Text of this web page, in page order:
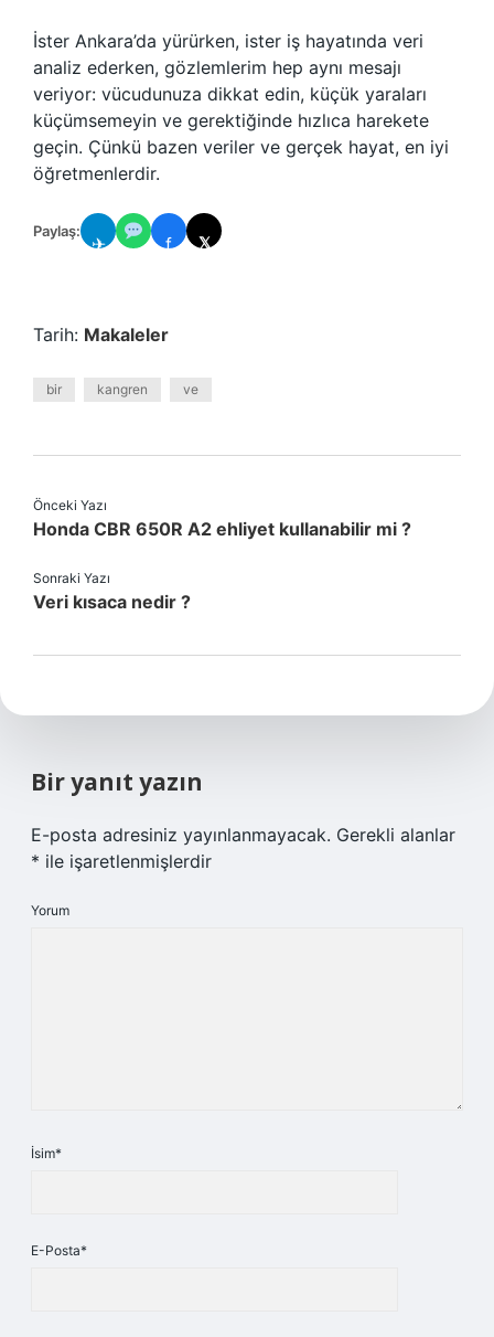
İster Ankara’da yürürken, ister iş hayatında veri
analiz ederken, gözlemlerim hep aynı mesajı
veriyor: vücudunuza dikkat edin, küçük yaraları
küçümsemeyin ve gerektiğinde hızlıca harekete
geçin. Çünkü bazen veriler ve gerçek hayat, en iyi
öğretmenlerdir.
Paylaş:
✈ f 𝕏
Tarih: Makaleler
bir kangren ve
Önceki Yazı
Honda CBR 650R A2 ehliyet kullanabilir mi ?
Sonraki Yazı
Veri kısaca nedir ?
Bir yanıt yazın
E-posta adresiniz yayınlanmayacak. Gerekli alanlar
* ile işaretlenmişlerdir
Yorum
İsim*
E-Posta*